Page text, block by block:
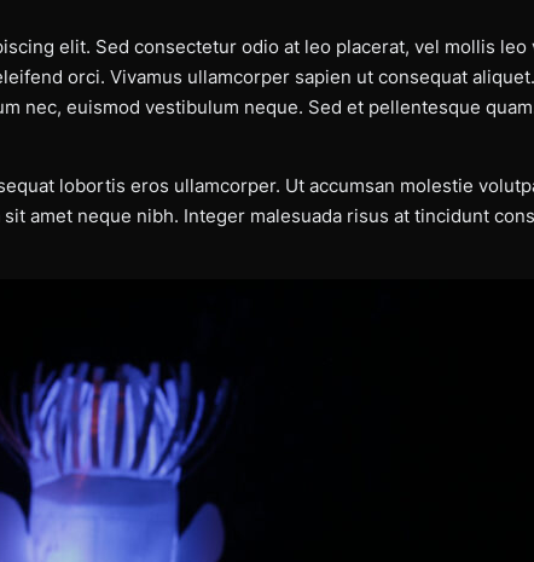
elit. Sed consectetur odio at leo placerat, vel mollis
orci. Vivamus ullamcorper sapien ut consequat
nec, euismod vestibulum neque. Sed et pellentesque
lobortis eros ullamcorper. Ut accumsan molestie
amet neque nibh. Integer malesuada risus at tincidunt